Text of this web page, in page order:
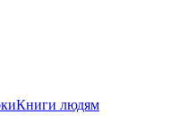
Книги людям